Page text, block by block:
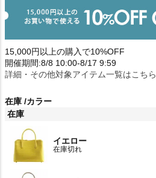
15,000円以上の購入で10%OFF
開催期間:8/8 10:00-8/17 9:59
詳細・その他対象アイテム一覧はこちら
在庫 カラー
在庫
イエロー
在庫切れ